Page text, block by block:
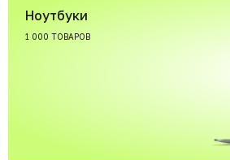
Ноутбуки
1 000 ТОВАРОВ